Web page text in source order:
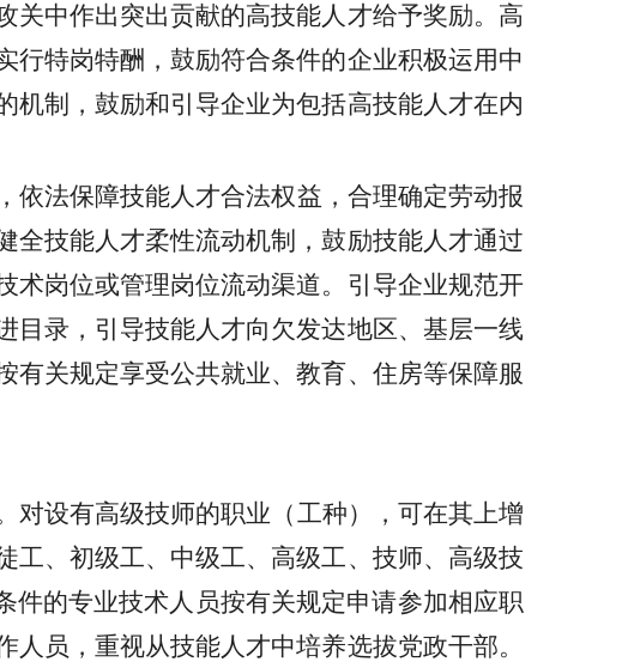
关中作出突出贡献的高技能人才给予奖励。高
特岗特酬，鼓励符合条件的企业积极运用中
制，鼓励和引导企业为包括高技能人才在内
依法保障技能人才合法权益，合理确定劳动报
全技能人才柔性流动机制，鼓励技能人才通过
术岗位或管理岗位流动渠道。引导企业规范开
目录，引导技能人才向欠发达地区、基层一线
关规定享受公共就业、教育、住房等保障服
对设有高级技师的职业（工种），可在其上增
工、初级工、中级工、高级工、技师、高级技
件的专业技术人员按有关规定申请参加相应职
员，重视从技能人才中培养选拔党政干部。